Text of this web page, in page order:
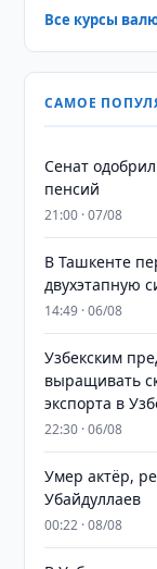
Все курсы
САМОЕ
Сенат
пенсий
21:00 · 07/08
В Ташкенте
двухэтапную
14:49 · 06/08
Узбекским
выращивать
экспорта в
22:30 · 06/08
Умер актёр,
Убайдуллаев
00:22 · 08/08